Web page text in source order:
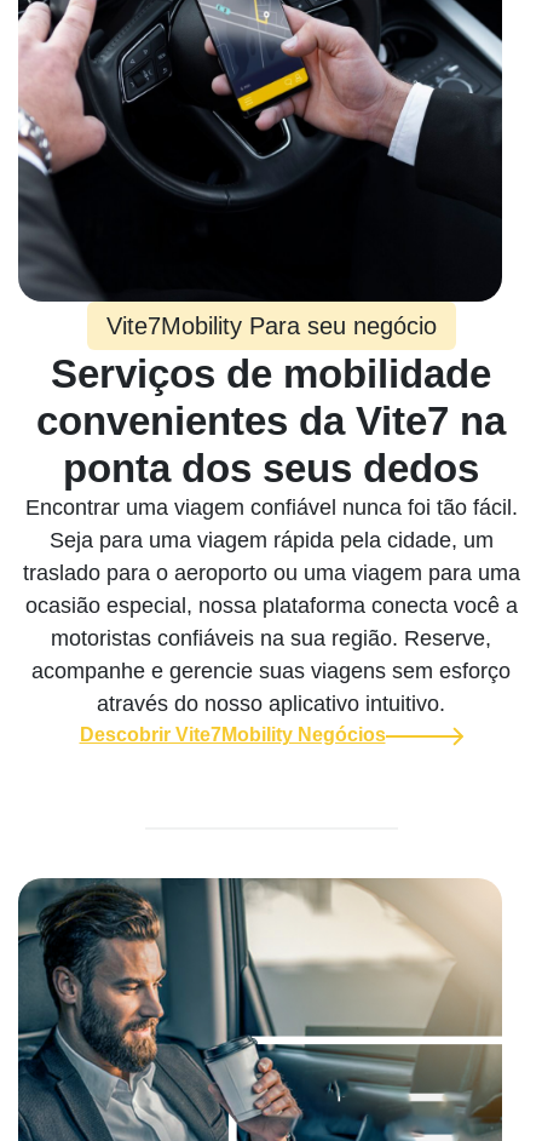
Vite7Mobility Para seu negócio
Serviços de mobilidade
convenientes da Vite7 na
ponta dos seus dedos
Encontrar uma viagem confiável nunca foi tão fácil.
Seja para uma viagem rápida pela cidade, um
traslado para o aeroporto ou uma viagem para uma
ocasião especial, nossa plataforma conecta você a
motoristas confiáveis ​​na sua região. Reserve,
acompanhe e gerencie suas viagens sem esforço
através do nosso aplicativo intuitivo.
Descobrir Vite7Mobility Negócios